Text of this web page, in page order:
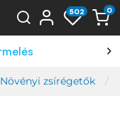
502 0
Növényi zsírégetők